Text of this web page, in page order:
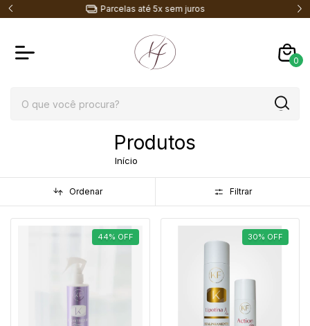
Entrega em todo o Brasil
0
Produtos
Início
Ordenar Filtrar
44% OFF 30% OFF